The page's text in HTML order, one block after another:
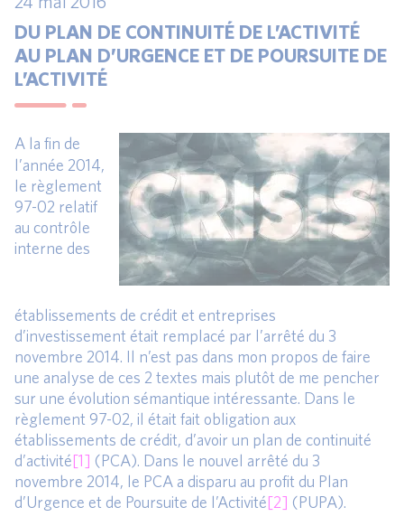
DU PLAN DE CONTINUITÉ DE L’ACTIVITÉ
AU PLAN D’URGENCE ET DE POURSUITE DE
L’ACTIVITÉ
A la fin de
l’année 2014,
le règlement
97-02 relatif
au contrôle
interne des
établissements de crédit et entreprises
d’investissement était remplacé par l’arrêté du 3
novembre 2014. Il n’est pas dans mon propos de faire
une analyse de ces 2 textes mais plutôt de me pencher
sur une évolution sémantique intéressante. Dans le
règlement 97-02, il était fait obligation aux
établissements de crédit, d’avoir un plan de continuité
d’activité[1] (PCA). Dans le nouvel arrêté du 3
novembre 2014, le PCA a disparu au profit du Plan
d’Urgence et de Poursuite de l’Activité[2] (PUPA).